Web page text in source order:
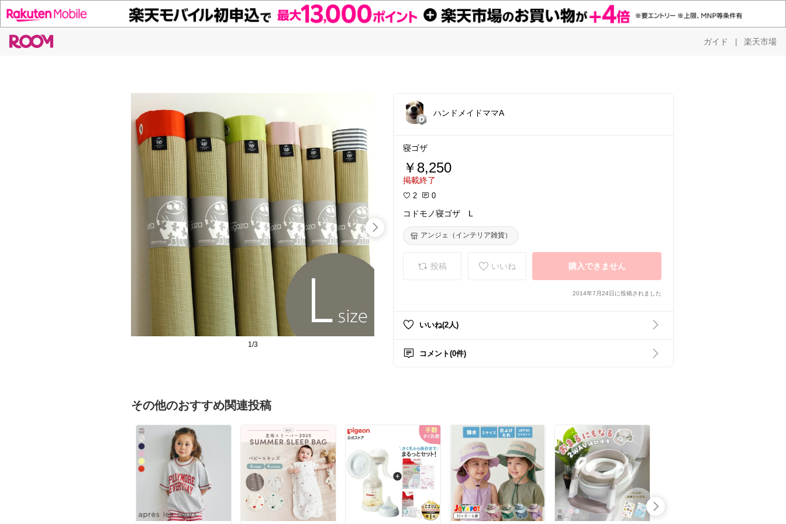
ガイド | 楽天市場
1/3
ハンドメイドママA
寝ゴザ
￥8,250
掲載終了
2 0
コドモノ寝ゴザ L
アンジェ（インテリア雑貨）
投稿 いいね 購入できません
2014年7月24日に投稿されました
いいね(2人)
コメント(0件)
その他のおすすめ関連投稿